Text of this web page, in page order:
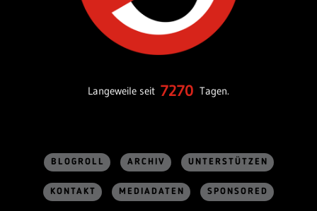
Langeweile seit 7270 Tagen.
BLOGROLL ARCHIV UNTERSTÜTZEN
KONTAKT MEDIADATEN SPONSORED